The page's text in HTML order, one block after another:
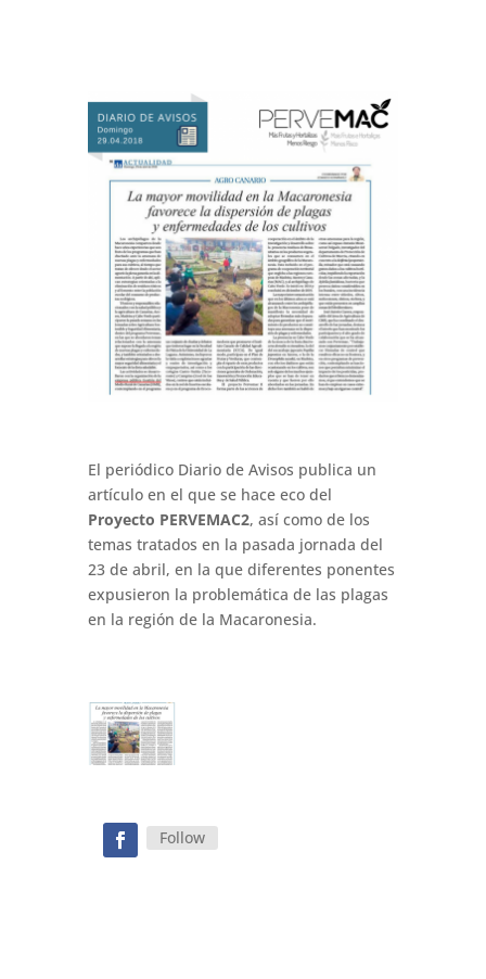
El periódico Diario de Avisos publica un
artículo en el que se hace eco del
Proyecto PERVEMAC2, así como de los
temas tratados en la pasada jornada del
23 de abril, en la que diferentes ponentes
expusieron la problemática de las plagas
en la región de la Macaronesia.
Follow